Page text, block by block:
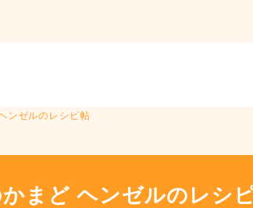
ンゼルのレシピ帖
まど ヘンゼルのレシ